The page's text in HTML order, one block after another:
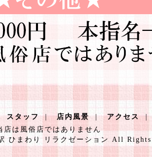
スタッフ|店内風景|アクセス
店は風俗店ではありません
ひまわり リラクゼーション All